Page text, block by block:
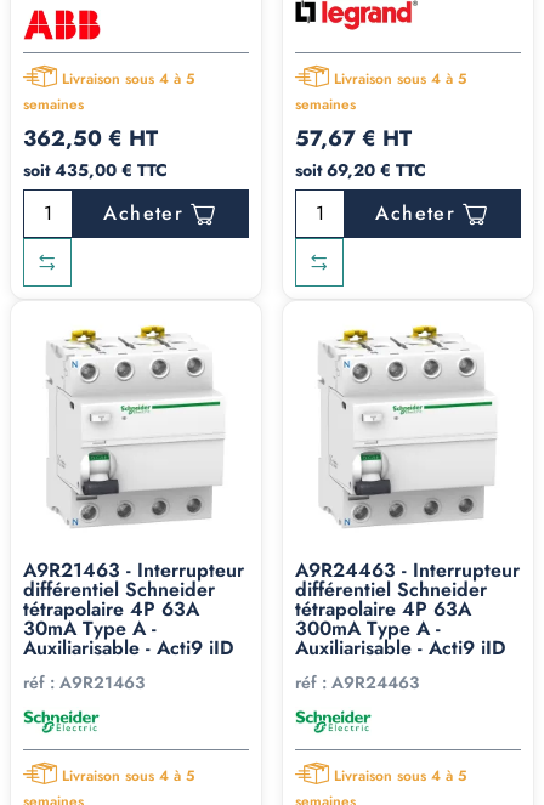
Livraison sous 4 à 5
semaines
362,50 € HT
soit 435,00 € TTC
Acheter
Livraison sous 4 à 5
semaines
57,67 € HT
soit 69,20 € TTC
Acheter
A9R21463 - Interrupteur
différentiel Schneider
tétrapolaire 4P 63A
30mA Type A -
Auxiliarisable - Acti9 iID
réf : A9R21463
Livraison sous 4 à 5
A9R24463 - Interrupteur
différentiel Schneider
tétrapolaire 4P 63A
300mA Type A -
Auxiliarisable - Acti9 iID
réf : A9R24463
Livraison sous 4 à 5